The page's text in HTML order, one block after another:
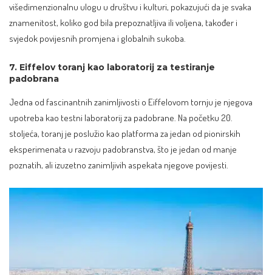
višedimenzionalnu ulogu u društvu i kulturi, pokazujući da je svaka
znamenitost, koliko god bila prepoznatljiva ili voljena, također i
svjedok povijesnih promjena i globalnih sukoba.
7. Eiffelov toranj kao laboratorij za testiranje
padobrana
Jedna od fascinantnih zanimljivosti o Eiffelovom tornju je njegova
upotreba kao testni laboratorij za padobrane. Na početku 20.
stoljeća, toranj je poslužio kao platforma za jedan od pionirskih
eksperimenata u razvoju padobranstva, što je jedan od manje
poznatih, ali izuzetno zanimljivih aspekata njegove povijesti.